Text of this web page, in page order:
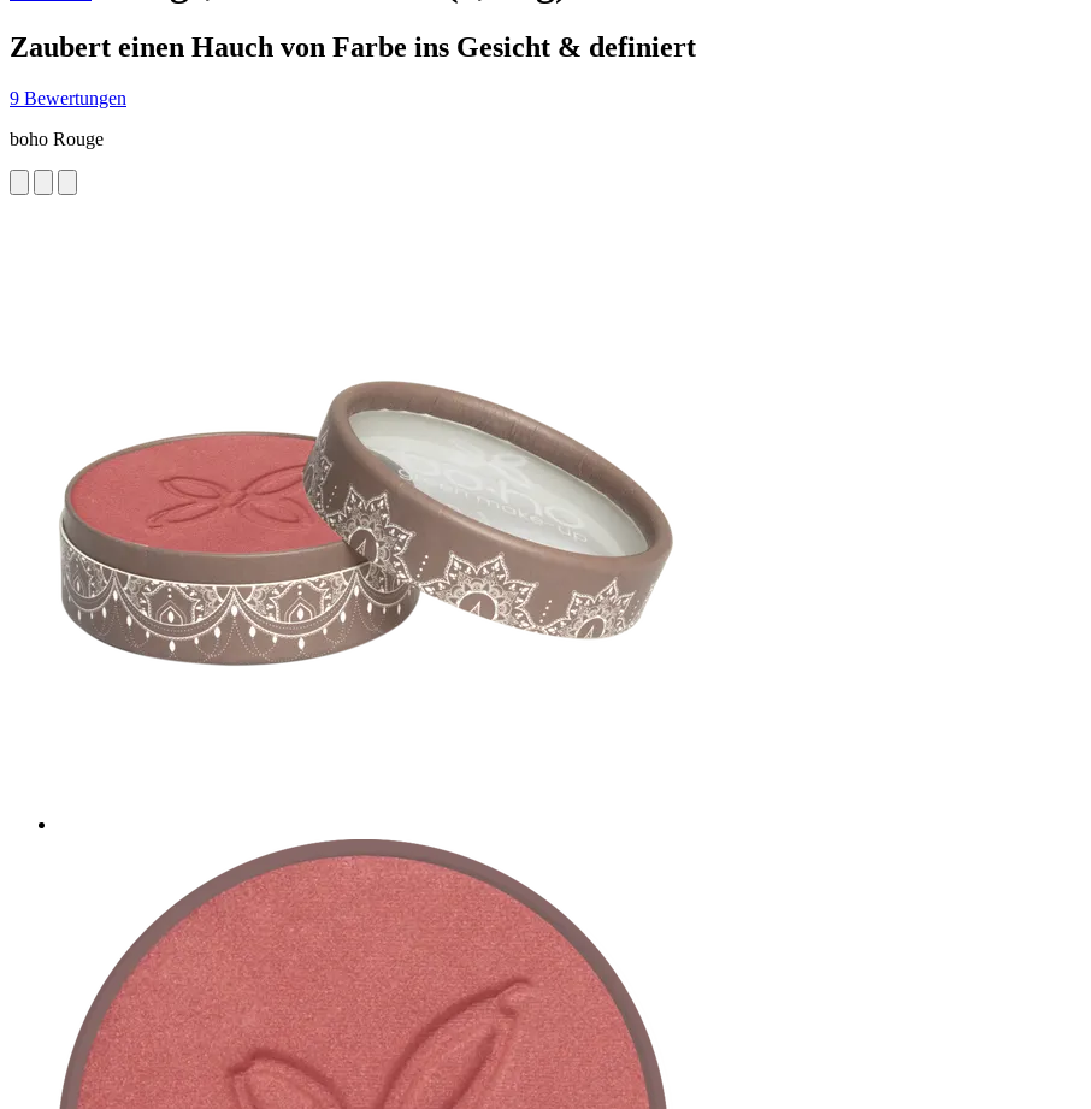
Zaubert einen Hauch von Farbe ins Gesicht & definiert
9 Bewertungen
boho Rouge